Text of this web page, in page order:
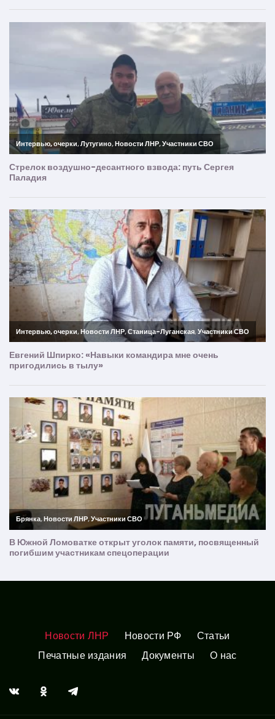
Новости ЛНР Новости РФ
Статьи
Печатные издания
Документы О нас